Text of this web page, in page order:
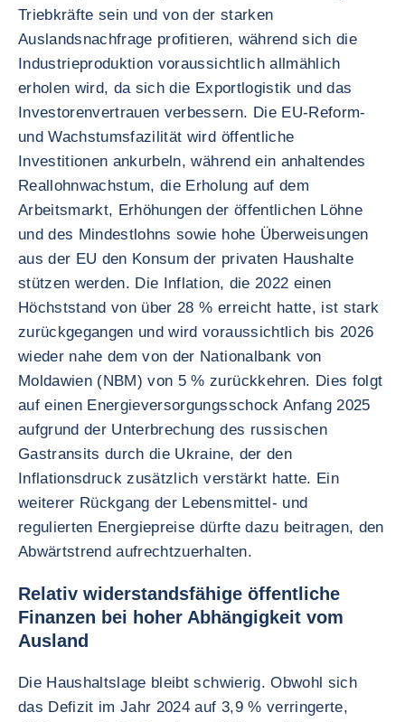
Triebkräfte sein und von der starken
Auslandsnachfrage profitieren, während sich die
Industrieproduktion voraussichtlich allmählich
erholen wird, da sich die Exportlogistik und das
Investorenvertrauen verbessern. Die EU-Reform-
und Wachstumsfazilität wird öffentliche
Investitionen ankurbeln, während ein anhaltendes
Reallohnwachstum, die Erholung auf dem
Arbeitsmarkt, Erhöhungen der öffentlichen Löhne
und des Mindestlohns sowie hohe Überweisungen
aus der EU den Konsum der privaten Haushalte
stützen werden. Die Inflation, die 2022 einen
Höchststand von über 28 % erreicht hatte, ist stark
zurückgegangen und wird voraussichtlich bis 2026
wieder nahe dem von der Nationalbank von
Moldawien (NBM) von 5 % zurückkehren. Dies folgt
auf einen Energieversorgungsschock Anfang 2025
aufgrund der Unterbrechung des russischen
Gastransits durch die Ukraine, der den
Inflationsdruck zusätzlich verstärkt hatte. Ein
weiterer Rückgang der Lebensmittel- und
regulierten Energiepreise dürfte dazu beitragen, den
Abwärtstrend aufrechtzuerhalten.
Relativ widerstandsfähige öffentliche
Finanzen bei hoher Abhängigkeit vom
Ausland
Die Haushaltslage bleibt schwierig. Obwohl sich
das Defizit im Jahr 2024 auf 3,9 % verringerte,